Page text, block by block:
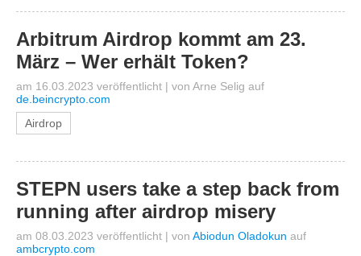
Arbitrum Airdrop kommt am 23.
März – Wer erhält Token?
am 16.03.2023 veröffentlicht | von Arne Selig auf
de.beincrypto.com
Airdrop
STEPN users take a step back from
running after airdrop misery
am 08.03.2023 veröffentlicht | von Abiodun Oladokun auf
ambcrypto.com